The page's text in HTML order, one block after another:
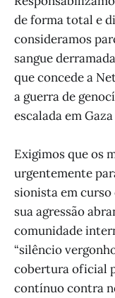
de forma total e
consideramos
sangue
que concede a
a guerra de
escalada em
Exigimos que os
urgentemente
sionista em curso
sua agressão
comunidade
“silêncio
cobertura oficial
contínuo contra